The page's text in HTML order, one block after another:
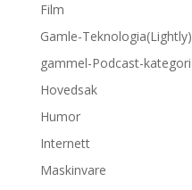
Film
Gamle-Teknologia(Lightly)
gammel-Podcast-kategori
Hovedsak
Humor
Internett
Maskinvare